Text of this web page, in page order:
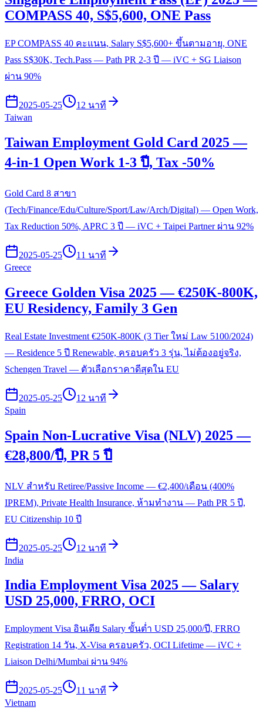
COMPASS 40, S$5,600, ONE Pass
EP COMPASS 40 คะแนน, Salary S$5,600+ ขึ้นตามอายุ, ONE
Pass S$30K, Tech.Pass — Path PR 2-3 ปี — iVC + SG Liaison
ผ่าน 90%
2025-05-25
12 นาที
Taiwan
Taiwan Employment Gold Card 2025 —
4-in-1 Open Work 1-3 ปี, Tax -50%
Gold Card 8 สาขา
(Tech/Finance/Edu/Culture/Sport/Law/Arch/Digital) — Open Work,
Tax Reduction 50%, APRC 3 ปี — iVC + Taipei Partner ผ่าน 92%
2025-05-25
11 นาที
Greece
Greece Golden Visa 2025 — €250K-800K,
EU Residency, Family 3 Gen
Real Estate Investment €250K-800K (3 Tier ใหม่ Law 5100/2024)
— Residence 5 ปี Renewable, ครอบครัว 3 รุ่น, ไม่ต้องอยู่จริง,
Schengen Travel — ตัวเลือกราคาดีสุดใน EU
2025-05-25
12 นาที
Spain
Spain Non-Lucrative Visa (NLV) 2025 —
€28,800/ปี, PR 5 ปี
NLV สำหรับ Retiree/Passive Income — €2,400/เดือน (400%
IPREM), Private Health Insurance, ห้ามทำงาน — Path PR 5 ปี,
EU Citizenship 10 ปี
2025-05-25
12 นาที
India
India Employment Visa 2025 — Salary
USD 25,000, FRRO, OCI
Employment Visa อินเดีย Salary ขั้นต่ำ USD 25,000/ปี, FRRO
Registration 14 วัน, X-Visa ครอบครัว, OCI Lifetime — iVC +
Liaison Delhi/Mumbai ผ่าน 94%
2025-05-25
11 นาที
Vietnam